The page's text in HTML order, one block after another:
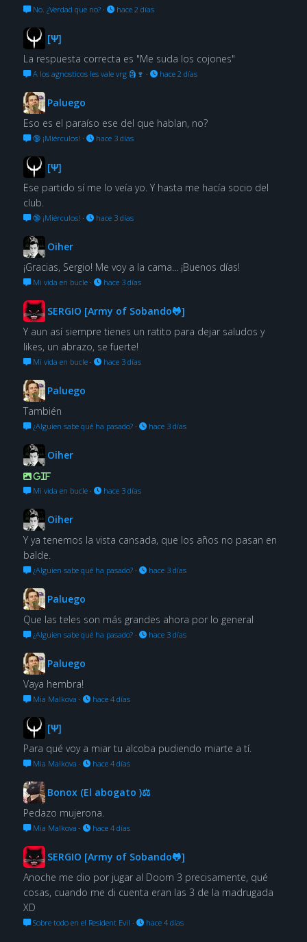
No. ¿Verdad que no?· hace 2 días
[Ψ]
La respuesta correcta es "Me suda los cojones"
A los agnosticos les vale vrg 🗿🍷 · hace 2 días
Paluego
Eso es el paraíso ese del que hablan, no?
🔞 ¡Miérculos! · hace 3 días
[Ψ]
Ese partido sí me lo veía yo. Y hasta me hacía socio del
club.
🔞 ¡Miérculos! · hace 3 días
Oiher
¡Gracias, Sergio! Me voy a la cama... ¡Buenos días!
Mi vida en bucle· hace 3 días
SERGIO [Army of Sobando🐸]
Y aun así siempre tienes un ratito para dejar saludos y
likes, un abrazo, se fuerte!
Mi vida en bucle· hace 3 días
Paluego
También
¿Alguien sabe qué ha pasado?· hace 3 días
Oiher
GIF
Mi vida en bucle· hace 3 días
Oiher
Y ya tenemos la vista cansada, que los años no pasan en
balde.
¿Alguien sabe qué ha pasado?· hace 3 días
Paluego
Que las teles son más grandes ahora por lo general
¿Alguien sabe qué ha pasado?· hace 3 días
Paluego
Vaya hembra!
Mia Malkova · hace 4 días
[Ψ]
Para qué voy a miar tu alcoba pudiendo miarte a tí.
Mia Malkova · hace 4 días
Bonox (El abogato )⚖
Pedazo mujerona.
Mia Malkova · hace 4 días
SERGIO [Army of Sobando🐸]
Anoche me dio por jugar al Doom 3 precisamente, qué
cosas, cuando me di cuenta eran las 3 de la madrugada
XD
Sobre todo en el Resident Evil · hace 4 días